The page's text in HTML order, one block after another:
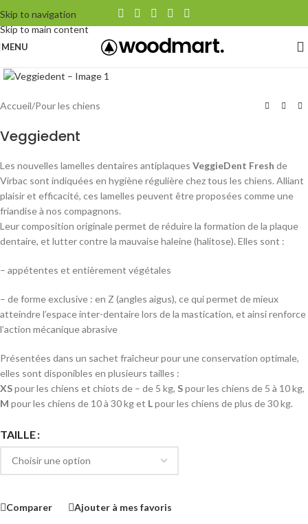
Skip to navigation
Skip to main content
MENU
Accueil/Pour les chiens
Veggiedent
Les nouvelles lamelles dentaires antiplaques VeggieDent Fresh de
Virbac sont indiquées en hygiène régulière chez tous les chiens. Alliant
plaisir et efficacité, ces lamelles peuvent être proposées comme une
friandise à nos compagnons.
Leur composition originale permet de réduire la formation de la plaque
dentaire, et lutter contre la mauvaise haleine (halitose). Elles sont :
– appétentes et entièrement végétales
– de forme exclusive : en Z (angles aigus), ce qui permet de mieux
atteindre l’espace inter-dentaire lors de la mastication, et ainsi renforce
l’action mécanique abrasive
Présentées dans un sachet fraîcheur pour une conservation optimale,
elles sont disponibles en plusieurs tailles :
XSpour les chiens et chiots de – de 5 kg, Spour les chiens de 5 à 10 kg,
M pour les chiens de 10 à 30 kg et Lpour les chiens de plus de 30 kg.
TAILLE
Comparer Ajouter à mes favoris